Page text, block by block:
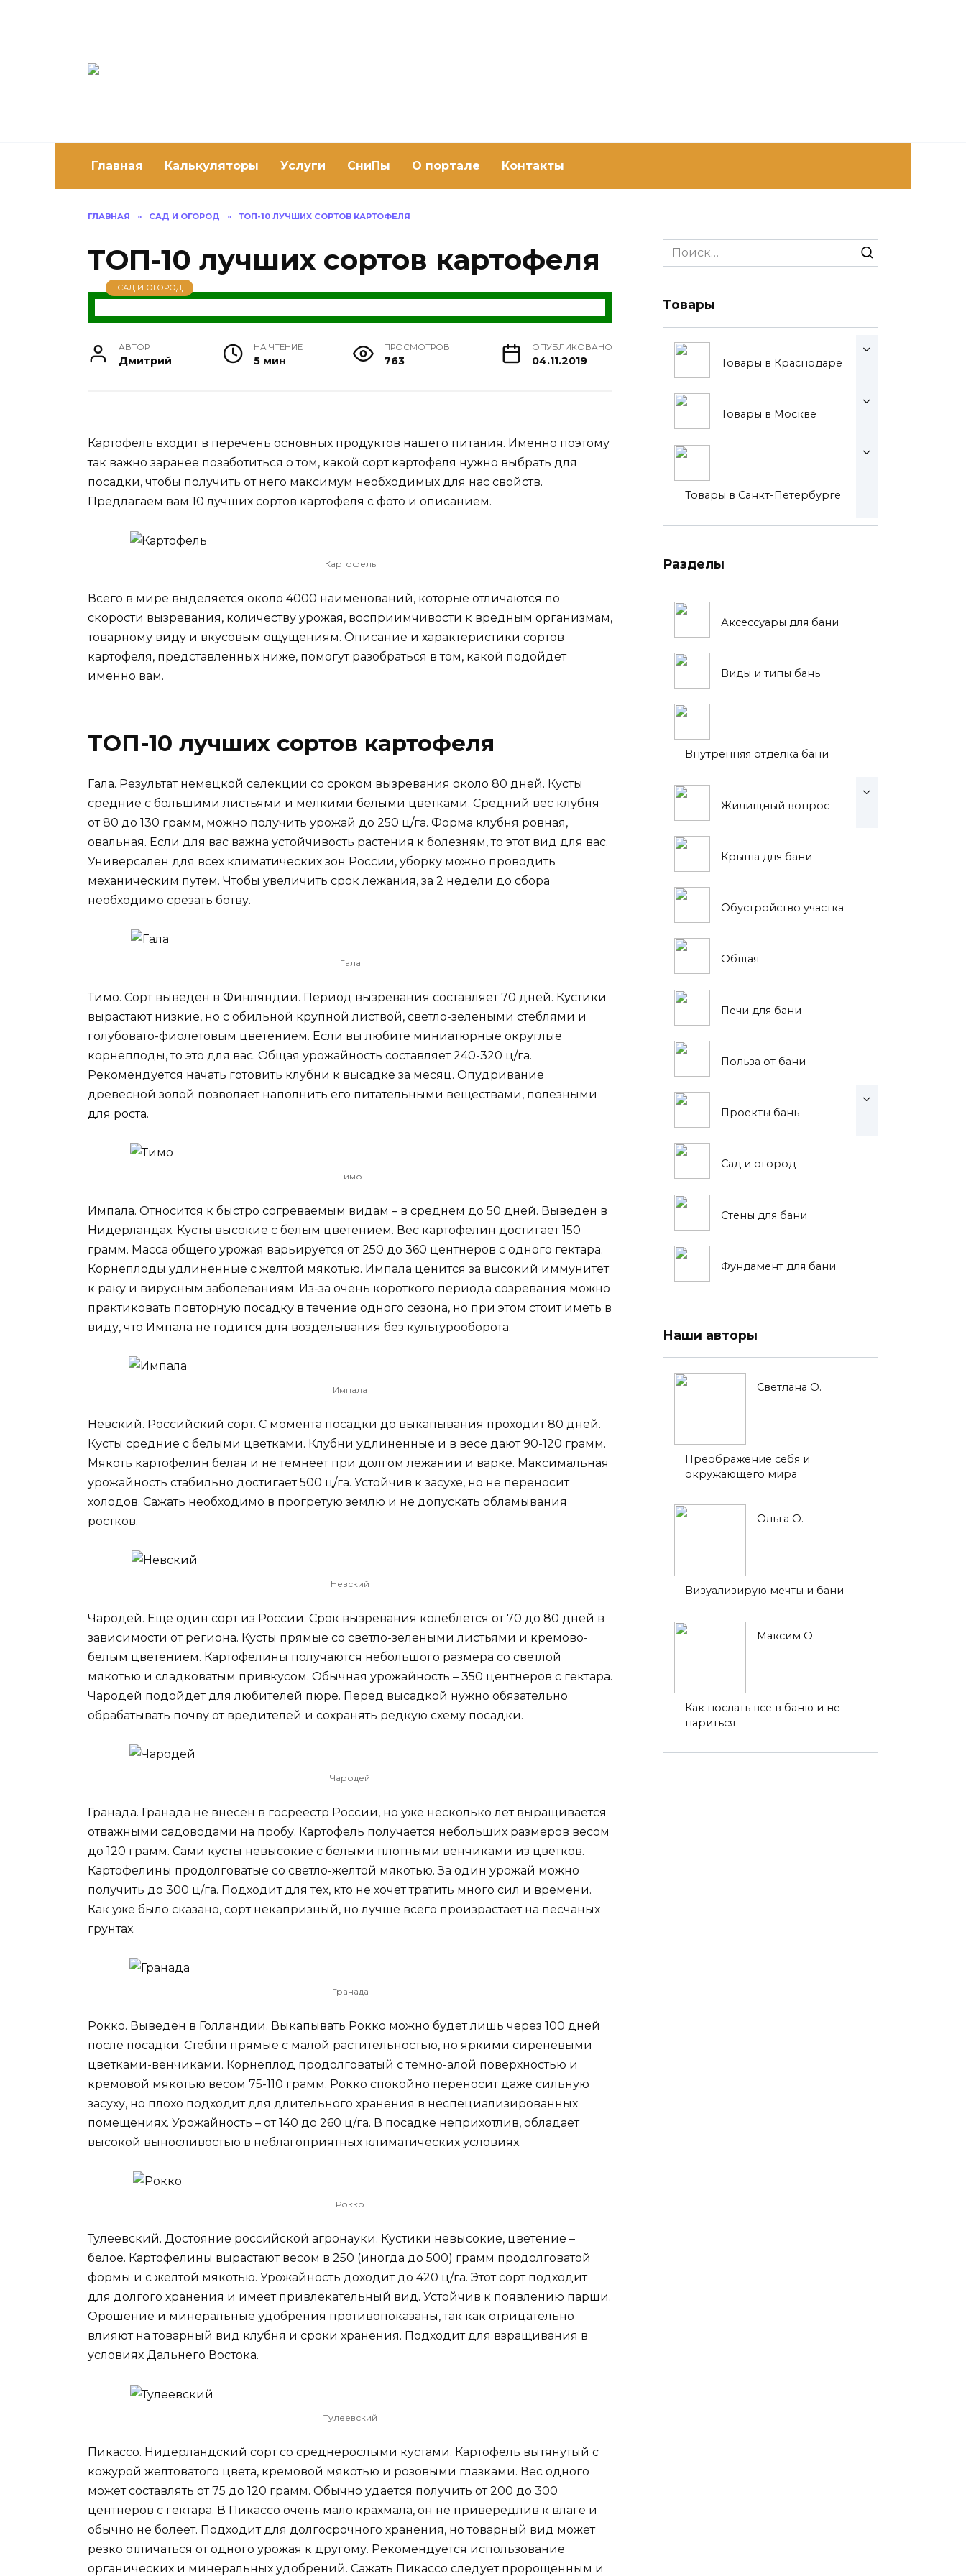
Главная Калькуляторы Услуги СниПы О портале Контакты
ГЛАВНАЯ » САД И ОГОРОД » ТОП-10 ЛУЧШИХ СОРТОВ КАРТОФЕЛЯ
ТОП-10 лучших сортов картофеля
САД И ОГОРОД
АВТОР
Дмитрий
НА ЧТЕНИЕ
5 мин
ПРОСМОТРОВ
763
ОПУБЛИКОВАНО
04.11.2019
Картофель входит в перечень основных продуктов нашего питания. Именно поэтому
так важно заранее позаботиться о том, какой сорт картофеля нужно выбрать для
посадки, чтобы получить от него максимум необходимых для нас свойств.
Предлагаем вам 10 лучших сортов картофеля с фото и описанием.
Картофель
Всего в мире выделяется около 4000 наименований, которые отличаются по
скорости вызревания, количеству урожая, восприимчивости к вредным организмам,
товарному виду и вкусовым ощущениям. Описание и характеристики сортов
картофеля, представленных ниже, помогут разобраться в том, какой подойдет
именно вам.
ТОП-10 лучших сортов картофеля
Гала. Результат немецкой селекции со сроком вызревания около 80 дней. Кусты
средние с большими листьями и мелкими белыми цветками. Средний вес клубня
от 80 до 130 грамм, можно получить урожай до 250 ц/га. Форма клубня ровная,
овальная. Если для вас важна устойчивость растения к болезням, то этот вид для вас.
Универсален для всех климатических зон России, уборку можно проводить
механическим путем. Чтобы увеличить срок лежания, за 2 недели до сбора
необходимо срезать ботву.
Гала
Тимо. Сорт выведен в Финляндии. Период вызревания составляет 70 дней. Кустики
вырастают низкие, но с обильной крупной листвой, светло-зелеными стеблями и
голубовато-фиолетовым цветением. Если вы любите миниатюрные округлые
корнеплоды, то это для вас. Общая урожайность составляет 240-320 ц/га.
Рекомендуется начать готовить клубни к высадке за месяц. Опудривание
древесной золой позволяет наполнить его питательными веществами, полезными
для роста.
Тимо
Импала. Относится к быстро согреваемым видам – в среднем до 50 дней. Выведен в
Нидерландах. Кусты высокие с белым цветением. Вес картофелин достигает 150
грамм. Масса общего урожая варьируется от 250 до 360 центнеров с одного гектара.
Корнеплоды удлиненные с желтой мякотью. Импала ценится за высокий иммунитет
к раку и вирусным заболеваниям. Из-за очень короткого периода созревания можно
практиковать повторную посадку в течение одного сезона, но при этом стоит иметь в
виду, что Импала не годится для возделывания без культурооборота.
Импала
Невский. Российский сорт. С момента посадки до выкапывания проходит 80 дней.
Кусты средние с белыми цветками. Клубни удлиненные и в весе дают 90-120 грамм.
Мякоть картофелин белая и не темнеет при долгом лежании и варке. Максимальная
урожайность стабильно достигает 500 ц/га. Устойчив к засухе, но не переносит
холодов. Сажать необходимо в прогретую землю и не допускать обламывания
ростков.
Невский
Чародей. Еще один сорт из России. Срок вызревания колеблется от 70 до 80 дней в
зависимости от региона. Кусты прямые со светло-зелеными листьями и кремово-
белым цветением. Картофелины получаются небольшого размера со светлой
мякотью и сладковатым привкусом. Обычная урожайность – 350 центнеров с гектара.
Чародей подойдет для любителей пюре. Перед высадкой нужно обязательно
обрабатывать почву от вредителей и сохранять редкую схему посадки.
Чародей
Гранада. Гранада не внесен в госреестр России, но уже несколько лет выращивается
отважными садоводами на пробу. Картофель получается небольших размеров весом
до 120 грамм. Сами кусты невысокие с белыми плотными венчиками из цветков.
Картофелины продолговатые со светло-желтой мякотью. За один урожай можно
получить до 300 ц/га. Подходит для тех, кто не хочет тратить много сил и времени.
Как уже было сказано, сорт некапризный, но лучше всего произрастает на песчаных
грунтах.
Гранада
Рокко. Выведен в Голландии. Выкапывать Рокко можно будет лишь через 100 дней
после посадки. Стебли прямые с малой растительностью, но яркими сиреневыми
цветками-венчиками. Корнеплод продолговатый с темно-алой поверхностью и
кремовой мякотью весом 75-110 грамм. Рокко спокойно переносит даже сильную
засуху, но плохо подходит для длительного хранения в неспециализированных
помещениях. Урожайность – от 140 до 260 ц/га. В посадке неприхотлив, обладает
высокой выносливостью в неблагоприятных климатических условиях.
Рокко
Тулеевский. Достояние российской агронауки. Кустики невысокие, цветение –
белое. Картофелины вырастают весом в 250 (иногда до 500) грамм продолговатой
формы и с желтой мякотью. Урожайность доходит до 420 ц/га. Этот сорт подходит
для долгого хранения и имеет привлекательный вид. Устойчив к появлению парши.
Орошение и минеральные удобрения противопоказаны, так как отрицательно
влияют на товарный вид клубня и сроки хранения. Подходит для взращивания в
условиях Дальнего Востока.
Тулеевский
Пикассо. Нидерландский сорт со среднерослыми кустами. Картофель вытянутый с
кожурой желтоватого цвета, кремовой мякотью и розовыми глазками. Вес одного
может составлять от 75 до 120 грамм. Обычно удается получить от 200 до 300
центнеров с гектара. В Пикассо очень мало крахмала, он не привередлив к влаге и
обычно не болеет. Подходит для долгосрочного хранения, но товарный вид может
резко отличаться от одного урожая к другому. Рекомендуется использование
органических и минеральных удобрений. Сажать Пикассо следует пророщенным и
Search
for:
Товары
Товары в Краснодаре
Товары в Москве
Товары в Санкт-Петербурге
Разделы
Аксессуары для бани
Виды и типы бань
Внутренняя отделка бани
Жилищный вопрос
Крыша для бани
Обустройство участка
Общая
Печи для бани
Польза от бани
Проекты бань
Сад и огород
Стены для бани
Фундамент для бани
Наши авторы
Светлана О.
Преображение себя и
окружающего мира
Ольга О.
Визуализирую мечты и бани
Максим О.
Как послать все в баню и не
париться